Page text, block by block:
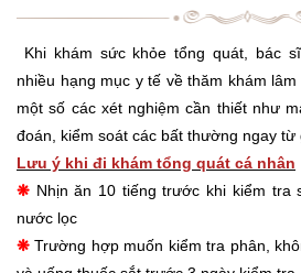
Khi khám sức khỏe tổng quát, bác
nhiều hạng mục y tế về thăm khám
một số các xét nghiệm cần thiết như
đoán, kiểm soát các bất thường ngay từ
Lưu ý khi đi khám tổng quát cá nhân
❋ Nhịn ăn 10 tiếng trước khi kiểm tra
nước lọc
❋Trường hợp muốn kiểm tra phân,